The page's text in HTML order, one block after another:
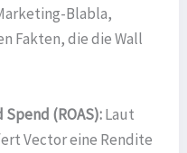
Blabla,
Fakten, die die Wall
(ROAS):Laut
Vector eine Rendite